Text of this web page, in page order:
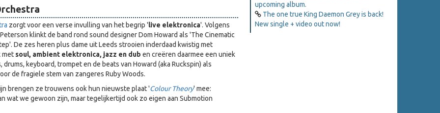
zorgt voor een verse invulling van het begrip 'live elektronica'. Volgens
klinkt de band rond sound designer Dom Howard als 'The Cinematic
De zes heren plus dame uit Leeds strooien inderdaad kwistig met
met soul, ambient elektronica, jazz en dub en creëren daarmee een uniek
drums, keyboard, trompet en de beats van Howard (aka Ruckspin) als
de fragiele stem van zangeres Ruby Woods.
brengen ze trouwens ook hun nieuwste plaat 'Colour Theory' mee:
wat we gewoon zijn, maar tegelijkertijd ook zo eigen aan Submotion
upcoming album.
The one true King Daemon Grey is back!
New single + video out now!